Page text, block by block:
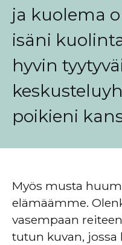
ja kuolema
isäni
hyvin
poikieni
Myös musta
elämäämme.
vasempaan
tutun kuvan, jossa